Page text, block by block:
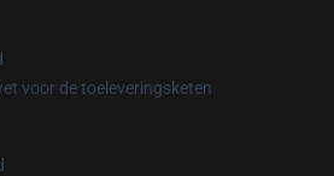
voor de toeleveringsketen